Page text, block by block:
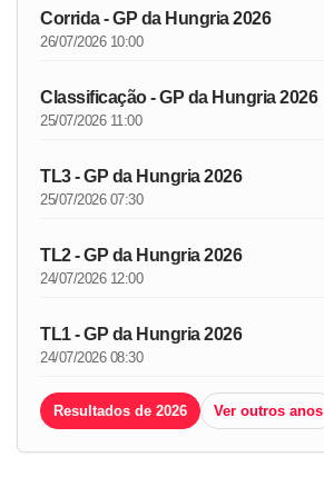
Corrida - GP da Hungria 2026
26/07/2026 10:00
Classificação - GP da Hungria 2026
25/07/2026 11:00
TL3 - GP da Hungria 2026
25/07/2026 07:30
TL2 - GP da Hungria 2026
24/07/2026 12:00
TL1 - GP da Hungria 2026
24/07/2026 08:30
Resultados de 2026 Ver outros anos